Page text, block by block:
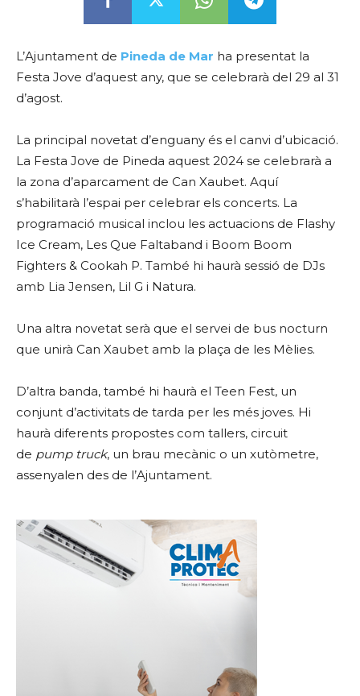
L’Ajuntament de Pineda de Mar ha presentat la
Festa Jove d’aquest any, que se celebrarà del 29 al 31
d’agost.
La principal novetat d’enguany és el canvi d’ubicació.
La Festa Jove de Pineda aquest 2024 se celebrarà a
la zona d’aparcament de Can Xaubet. Aquí
s’habilitarà l’espai per celebrar els concerts. La
programació musical inclou les actuacions de Flashy
Ice Cream, Les Que Faltaband i Boom Boom
Fighters & Cookah P. També hi haurà sessió de DJs
amb Lia Jensen, Lil G i Natura.
Una altra novetat serà que el servei de bus nocturn
que unirà Can Xaubet amb la plaça de les Mèlies.
D’altra banda, també hi haurà el Teen Fest, un
conjunt d’activitats de tarda per les més joves. Hi
haurà diferents propostes com tallers, circuit
de pump truck, un brau mecànic o un xutòmetre,
assenyalen des de l’Ajuntament.